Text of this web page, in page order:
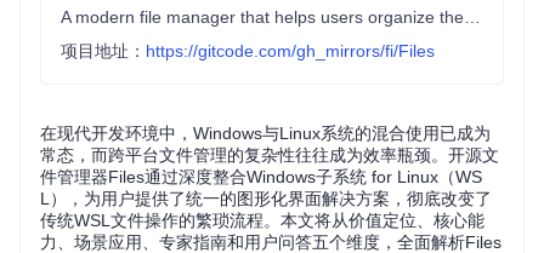
项目地址： https://gitcode.com/gh_mirrors/fi/Files
在现代开发环境中，Windows与Linux系统的混合使用已成为
常态，而跨平台文件管理的复杂性往往成为效率瓶颈。开源文
件管理器Files通过深度整合Windows子系统 for Linux（WS
L），为用户提供了统一的图形化界面解决方案，彻底改变了
传统WSL文件操作的繁琐流程。本文将从价值定位、核心能
力、场景应用、专家指南和用户问答五个维度，全面解析Files